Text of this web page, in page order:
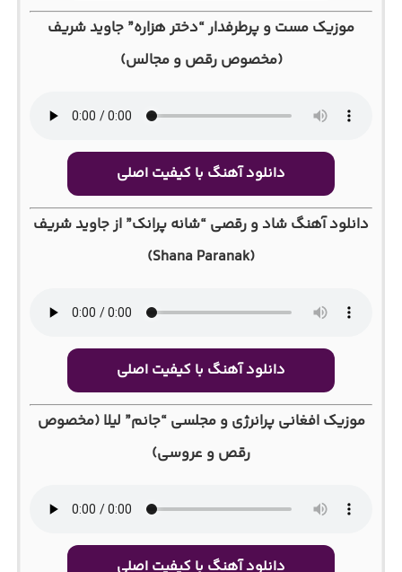
موزیک مست و پرطرفدار “دختر هزاره” جاوید شریف
(مخصوص رقص و مجالس)
دانلود آهنگ با کیفیت اصلی
دانلود آهنگ شاد و رقصی “شانه پرانک” از جاوید شریف
(Shana Paranak)
دانلود آهنگ با کیفیت اصلی
موزیک افغانی پرانرژی و مجلسی “جانم” لیلا (مخصوص
رقص و عروسی)
دانلود آهنگ با کیفیت اصلی